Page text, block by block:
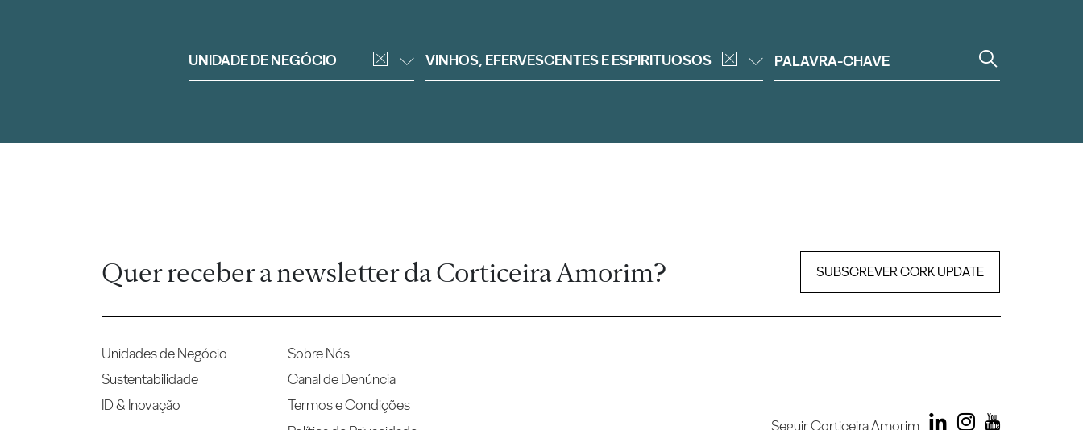
FiltrarUNIDADE DE NEGÓCIO VINHOS, EFERVESCENTES E ESPIRITUOSOS
Quer receber a newsletter da Corticeira Amorim? SUBSCREVER CORK UPDATE
Unidades de Negócio
Sustentabilidade
ID & Inovação
Sobre Nós
Canal de Denúncia
Termos e Condições
Seguir Corticeira Amorim